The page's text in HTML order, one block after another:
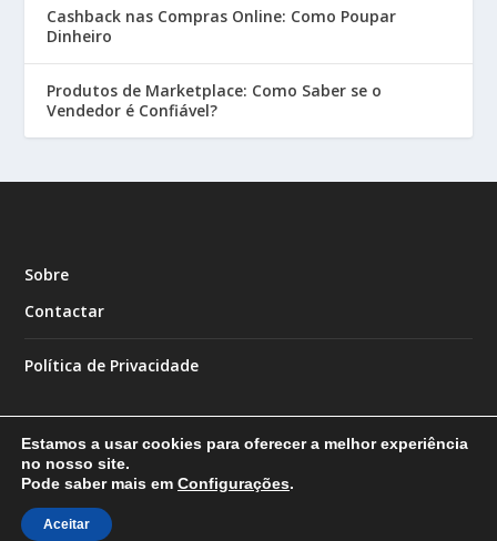
Cashback nas Compras Online: Como Poupar
Dinheiro
Produtos de Marketplace: Como Saber se o
Vendedor é Confiável?
Sobre
Contactar
Política de Privacidade
Designed by
Estamos a usar cookies para oferecer a melhor experiência
no nosso site.
Pode saber mais em Configurações.
Aceitar